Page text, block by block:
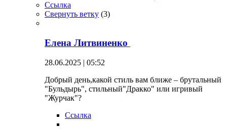
Ссылка
Свернуть ветку (3)
Елена Литвиненко
28.06.2025 | 05:52
Добрый день,какой стиль вам ближе – брутальный
"Бульдырь", стильный"Дракко" или игривый
"Журчак"?
Ссылка